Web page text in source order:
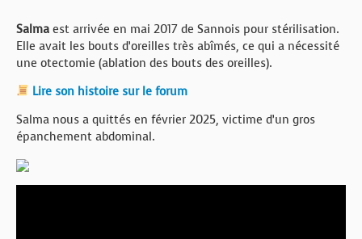
Salma est arrivée en mai 2017 de Sannois pour stérilisation.
Elle avait les bouts d’oreilles très abîmés, ce qui a nécessité
une otectomie (ablation des bouts des oreilles).
Lire son histoire sur le forum
Salma nous a quittés en février 2025, victime d’un gros
épanchement abdominal.